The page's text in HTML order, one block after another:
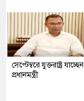
সেপ্টেম্বরে যুক্তরাষ্ট্র যাচ্ছেন
প্রধানমন্ত্রী